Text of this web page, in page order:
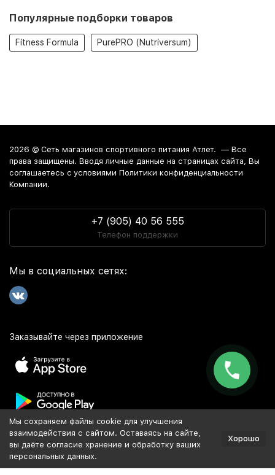
Популярные подборки товаров
Fitness Formula PurePRO (Nutriversum)
2026 © Сеть магазинов спортивного питания Атлет. — Все
права защищены. Вводя личные данные на страницах сайта, Вы
соглашаетесь c условиями Политики конфиденциальности
Компании.
+7 (905) 40 56 555
Телефон поддержки
Мы в социальных сетях:
Заказывайте через приложение
Популярное
Мы сохраняем файлы cookie для улучшения
взаимодействия с сайтом. Оставаясь на сайте,
вы даёте согласие хранение и обработку ваших
персональных данных.
Хорошо